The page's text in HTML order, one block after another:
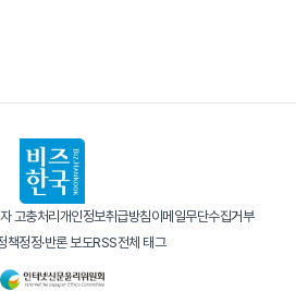
고충처리개인정보취급방침이메일무단수집거부
책정정·반론 보도RSS전체 태그